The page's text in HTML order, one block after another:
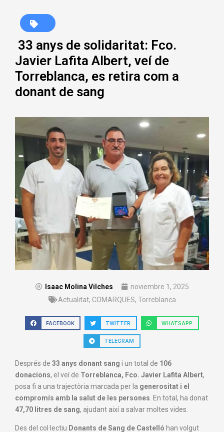
33 anys de solidaritat: Fco.
Javier Lafita Albert, veí de
Torreblanca, es retira com a
donant de sang
Isaac Molina Vilches
noviembre 1, 2025
Actualitat, COMARQUES, Torreblanca
FACEBOOK TWITTER WHATSAPP
TELEGRAM
Després de 33 anys donant sang i un total de 106
donacions, el veí de Torreblanca, Fco. Javier Lafita Albert,
posa fi a una trajectòria marcada per la generositat i el
compromís amb la salut de les persones . En total, ha donat
47,70 litres de sang, ajudant així a salvar moltes vides.
Des del col·lectiu Donants de Sang de Castelló han volgut